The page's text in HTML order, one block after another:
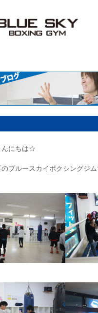
んにちは☆
ブルースカイボクシングジム